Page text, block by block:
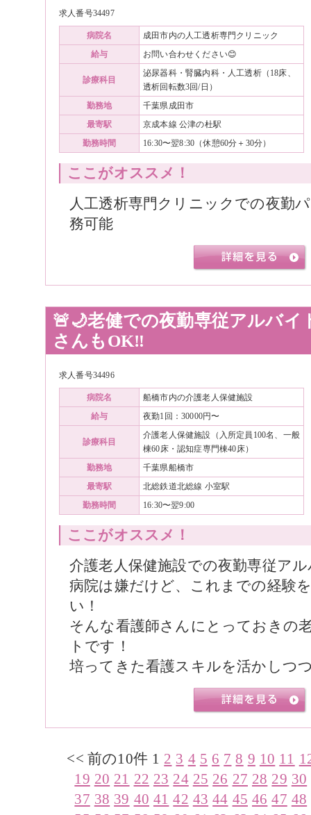
求人番号34497
病院名
成田市内の人工透析専門クリニック
給与
お問い合わせください😊
診療科目
泌尿器科・腎臓内科・人工透析（18床、
透析回転数3回/日）
勤務地
千葉県成田市
最寄駅
京成本線 公津の杜駅
勤務時間
16:30〜翌8:30（休憩60分＋30分）
ここがオススメ！
人工透析専門クリニックでの夜勤
務可能
🚨🌙老健での夜勤専従アルバイ
さんもOK‼️
求人番号34496
病院名
船橋市内の介護老人保健施設
給与
夜勤1回：30000円〜
診療科目
介護老人保健施設（入所定員100名、一般
棟60床・認知症専門棟40床）
勤務地
千葉県船橋市
最寄駅
北総鉄道北総線 小室駅
勤務時間
16:30〜翌9:00
ここがオススメ！
介護老人保健施設での夜勤専従ア
病院は嫌だけど、これまでの経験
い！
そんな看護師さんにとっておきの
トです！
培ってきた看護スキルを活かしつ
<< 前の10件 1 2 3 4 5 6 7 8 9 10 11
19 20 21 22 23 24 25 26 27 28 29 30
37 38 39 40 41 42 43 44 45 46 47 48